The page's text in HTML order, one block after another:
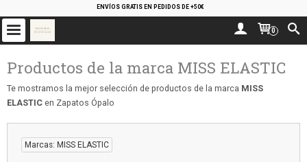
ENVÍOS GRATIS EN PEDIDOS DE +50€
0
Productos de la marca MISS ELASTIC
Te mostramos la mejor selección de productos de la marca MISS
ELASTIC en Zapatos Ópalo
Marcas: MISS ELASTIC